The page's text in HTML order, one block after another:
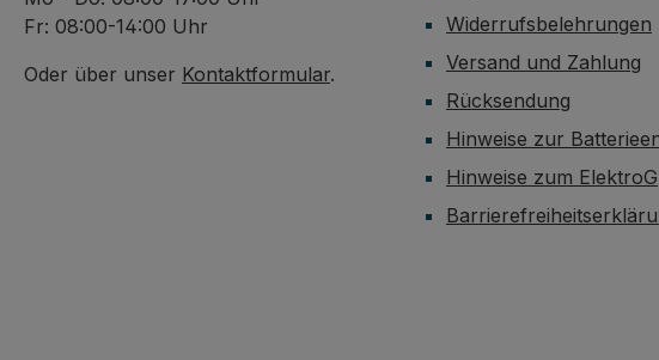
Fr: 08:00-14:00 Uhr
Oder über unser Kontaktformular.
Widerrufsbelehrungen
Versand und Zahlung
Rücksendung
Hinweise zur
Hinweise zum ElektroG